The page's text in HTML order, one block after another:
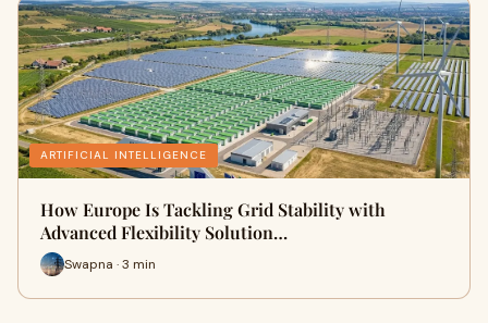
ARTIFICIAL INTELLIGENCE
How Europe Is Tackling Grid Stability with
Advanced Flexibility Solution…
Swapna · 3 min